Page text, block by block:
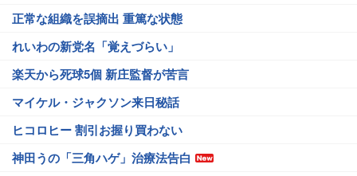
正常な組織を誤摘出 重篤な状態
れいわの新党名「覚えづらい」
楽天から死球5個 新庄監督が苦言
マイケル・ジャクソン来日秘話
ヒコロヒー 割引お握り買わない
神田うの「三角ハゲ」治療法告白